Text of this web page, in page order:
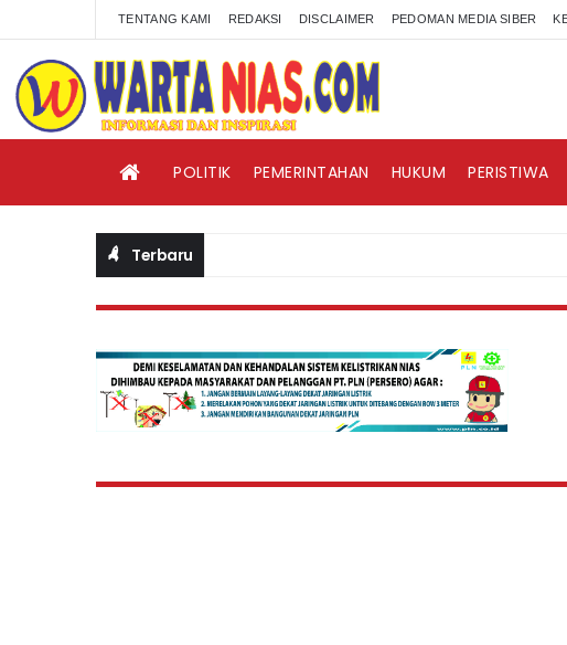
TENTANG KAMI REDAKSI DISCLAIMER PEDOMAN MEDIA SIBER
POLITIK PEMERINTAHAN HUKUM PERISTIWA
Terbaru